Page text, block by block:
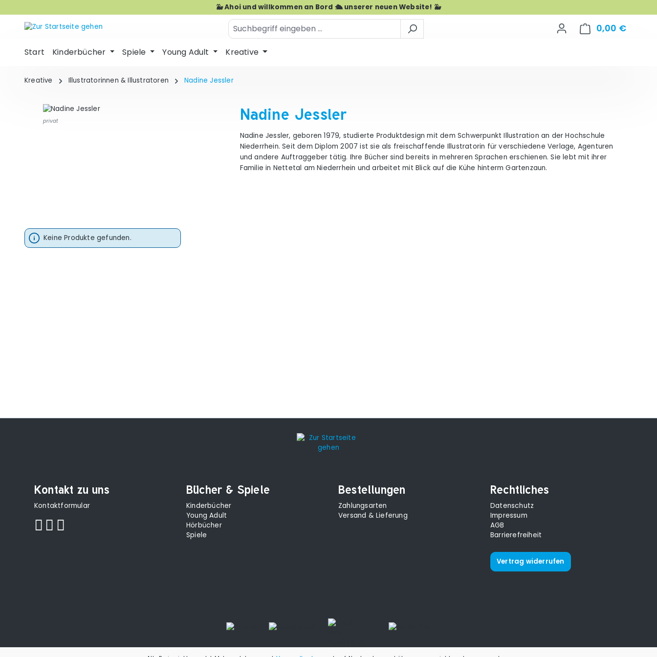
🐳 Ahoi und willkommen an Bord 🛳️ unserer neuen Website! 🐳
0,00 €
Start Kinderbücher Spiele Young Adult Kreative
Kreative Illustratorinnen & Illustratoren Nadine Jessler
privat Nadine Jessler
Nadine Jessler, geboren 1979, studierte Produktdesign mit dem Schwerpunkt Illustration an der Hochschule
Niederrhein. Seit dem Diplom 2007 ist sie als freischaffende Illustratorin für verschiedene Verlage, Agenturen
und andere Auftraggeber tätig. Ihre Bücher sind bereits in mehreren Sprachen erschienen. Sie lebt mit ihrer
Familie in Nettetal am Niederrhein und arbeitet mit Blick auf die Kühe hinterm Gartenzaun.
Keine Produkte gefunden.
Kontakt zu uns
Kontaktformular
Bücher & Spiele
Kinderbücher
Young Adult
Hörbücher
Spiele
Bestellungen
Zahlungsarten
Versand & Lieferung
Rechtliches
Datenschutz
Impressum
AGB
Barrierefreiheit
Vertrag widerrufen